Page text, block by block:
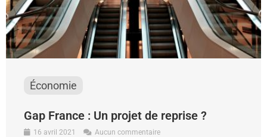
Économie
Gap France : Un projet de reprise ?
16 avril 2021 Aucun commentaire